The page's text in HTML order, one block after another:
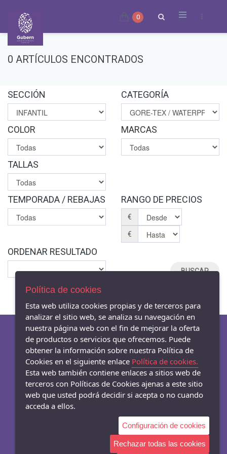
0
0 ARTÍCULOS ENCONTRADOS
SECCIÓN CATEGORÍA
COLOR MARCAS
TALLAS
TEMPORADA / REBAJAS RANGO DE PRECIOS
€
€
ORDENAR RESULTADO
AVISO LEGAL
POLÍTICA DE COOKIES
ENVÍOS Y DEVOLUCIONES
- Carrer Mar 54-56, Badalona - 08911 (Barcelona)
Política de cookies
Esta web utiliza cookies propias y de terceros para
analizar el sitio web, se analiza su navegación en
nuestra página web con el fin de mejorar la oferta
de productos o servicios que ofrecemos. Puede
obtener la información sobre nuestra Política de
Cookies en el siguiente enlace Política de cookies.
Esta web también contiene enlaces a sitios web de
terceros con Políticas de Cookies ajenas a este sitio
web que usted podrá decidir si acepta o no cuando
acceda a ellos.
Configuración de cookies
Rechazar todas las cookies